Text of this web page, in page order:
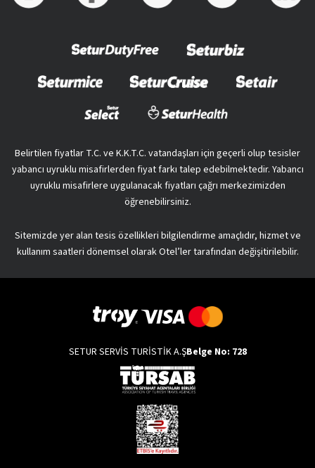
Belirtilen fiyatlar T.C. ve K.K.T.C. vatandaşları için geçerli olup tesisler
yabancı uyruklu misafirlerden fiyat farkı talep edebilmektedir. Yabancı
uyruklu misafirlere uygulanacak fiyatları çağrı merkezimizden
öğrenebilirsiniz.
Sitemizde yer alan tesis özellikleri bilgilendirme amaçlıdır, hizmet ve
kullanım saatleri dönemsel olarak Otel’ler tarafından değişitirilebilir.
SETUR SERVİS TURİSTİK A.ŞBelge No: 728